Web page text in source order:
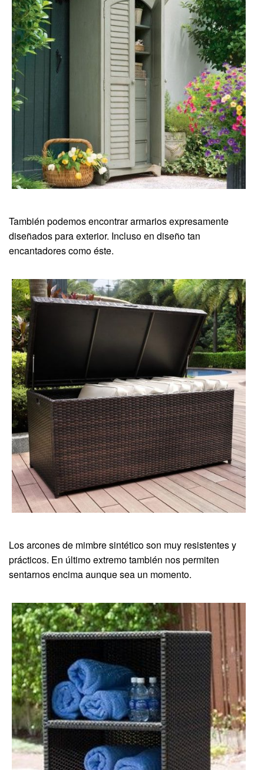
También podemos encontrar armarios expresamente
diseñados para exterior. Incluso en diseño tan
encantadores como éste.
Los arcones de mimbre sintético son muy resistentes y
prácticos. En último extremo también nos permiten
sentarnos encima aunque sea un momento.